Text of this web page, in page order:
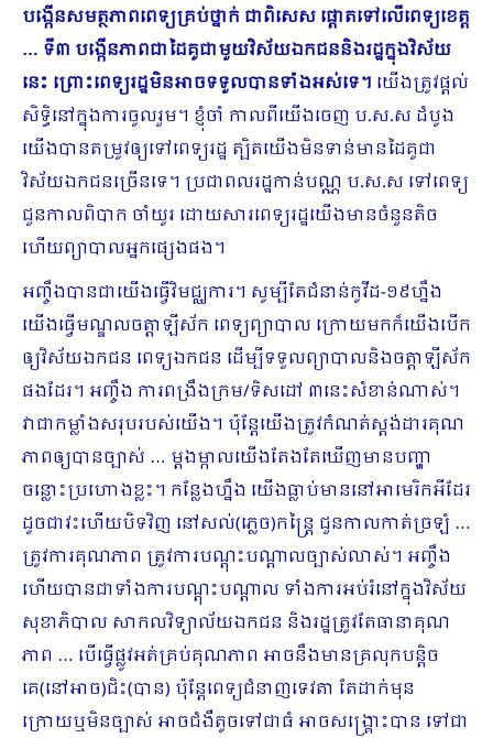
បង្កើនសមត្ថភាពពេទ្យគ្រប់ថ្នាក់ ជាពិសេស ផ្ដោតទៅលើពេទ្យខេត្ត
… ទី៣ បង្កើនភាពជាដៃគូជាមួយវិស័យឯកជននិងរដ្ឋក្នុងវិស័យ
នេះ ព្រោះពេទ្យរដ្ឋមិនអាចទទួលបានទាំងអស់ទេ។ យើងត្រូវផ្ដល់
សិទ្ធិនៅក្នុងការចូលរួម។ ខ្ញុំចាំ កាលពីយើងចេញ ប.ស.ស ដំបូង
យើងបានតម្រូវ​ឲ្យទៅពេទ្យរដ្ឋ ត្បិតយើងមិនទាន់មានដៃគូជា
វិស័យ​ឯកជនច្រើនទេ។ ប្រជាពលរដ្ឋកាន់បណ្ណ ប.ស.ស ទៅពេទ្យ
ជួនកាលពិបាក ចាំយូរ ដោយសារពេទ្យរដ្ឋយើងមានចំនួនតិច
ហើយព្យាបាលអ្នកផ្សេងផង។
អញ្ចឹងបានជាយើងធ្វើវិមជ្ឈការ។ សូម្បីតែជំនាន់កូវីដ-១៩ហ្នឹង
យើងធ្វើមណ្ឌលចត្តាឡីស័ក ពេទ្យព្យាបាល ក្រោយមកក៏យើងបើក
ឲ្យវិស័យឯកជន ពេទ្យឯកជន ដើម្បីទទួលព្យាបាលនិងចត្តាឡីស័ក
ផងដែរ។ អញ្ចឹង ការពង្រឹងក្រម/ទិសដៅ ៣នេះសំខាន់ណាស់។
វាជាកម្លាំងសរុបរបស់យើង។ ប៉ុន្តែ​យើងត្រូវកំណត់ស្តង់ដារគុណ
ភាពឲ្យបានច្បាស់ … ម្ដងម្កាលយើងតែងតែឃើញមានបញ្ហា
ចន្លោះប្រហោងខ្លះ។ កន្លែងហ្នឹង យើងធ្លាប់មាននៅអាមេរិកអីដែរ
ដូចជាវះហើយបិទវិញ នៅសល់(ភ្លេច)កន្រ្តៃ ជួនកាលកាត់ច្រឡំ …
ត្រូវការគុណភាព ត្រូវការបណ្ដុះបណ្ដាលច្បាស់លាស់។ អញ្ចឹង
ហើយបានជាទាំងការបណ្ដុះបណ្ដាល ទាំងការអប់រំនៅក្នុងវិស័យ
សុខាភិបាល សាកលវិទ្យាល័យឯកជន និងរដ្ឋត្រូវតែធានាគុណ
ភាព … បើធ្វើផ្លូវអត់គ្រប់គុណភាព អាចនឹងមានគ្រលុកបន្តិច
គេ(នៅអាច)ជិះ(បាន) ប៉ុន្តែពេទ្យជំនាញទេវតា តែដាក់​មុន
ក្រោយឬមិនច្បាស់ អាចជំងឺតូចទៅជាធំ អាចសង្រ្គោះបាន ទៅជា